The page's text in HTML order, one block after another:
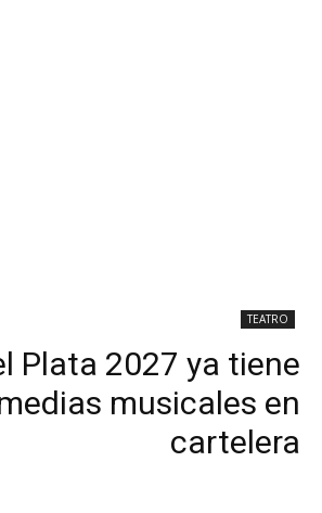
TEATRO
Plata 2027 ya tiene
musicales en
cartelera